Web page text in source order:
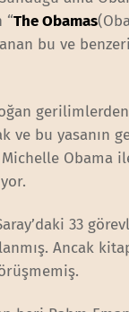
“The Obamas
bu ve
ve bu yasanın
Obama
33
Ancak